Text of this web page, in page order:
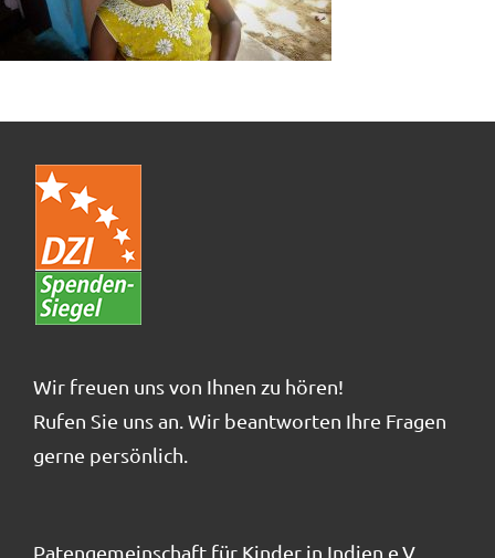
Wir freuen uns von Ihnen zu hören!
Rufen Sie uns an. Wir beantworten Ihre Fragen
gerne persönlich.
Patengemeinschaft für Kinder in Indien e.V.